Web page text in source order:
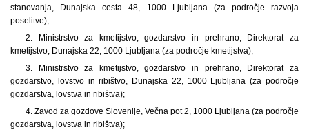
stanovanja, Dunajska cesta 48, 1000 Ljubljana (za področje razvoja
poselitve);
2. Ministrstvo za kmetijstvo, gozdarstvo in prehrano, Direktorat za
kmetijstvo, Dunajska 22, 1000 Ljubljana (za področje kmetijstva);
3. Ministrstvo za kmetijstvo, gozdarstvo in prehrano, Direktorat za
gozdarstvo, lovstvo in ribištvo, Dunajska 22, 1000 Ljubljana (za področje
gozdarstva, lovstva in ribištva);
4. Zavod za gozdove Slovenije, Večna pot 2, 1000 Ljubljana (za področje
gozdarstva, lovstva in ribištva);